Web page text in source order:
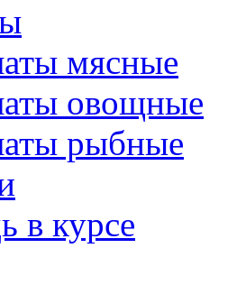
мясные
овощные
рыбные
в курсе